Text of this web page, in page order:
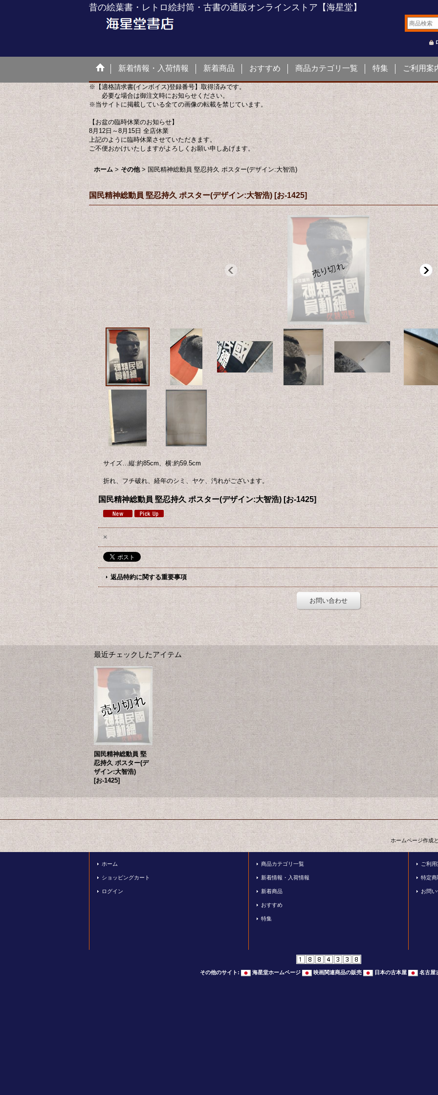
昔の絵葉書・レトロ絵封筒・古書の通販オンラインストア【海星堂】
新着情報・入荷情報 新着商品 おすすめ 商品カテゴリ一覧 特集 ご利用案
※【適格請求書(インボイス)登録番号】取得済みです。
必要な場合は御注文時にお知らせください。
※当サイトに掲載している全ての画像の転載を禁じています。
【お盆の臨時休業のお知らせ】
8月12日～8月15日 全店休業
上記のように臨時休業させていただきます。
ご不便おかけいたしますがよろしくお願い申しあげます。
ホーム > その他 > 国民精神総動員 堅忍持久 ポスター(デザイン:大智浩)
国民精神総動員 堅忍持久 ポスター(デザイン:大智浩) [お-1425]
サイズ…縦:約85cm、横:約59.5cm
折れ、フチ破れ、経年のシミ、ヤケ、汚れがございます。
国民精神総動員 堅忍持久 ポスター(デザイン:大智浩) [お-1425]
×
返品特約に関する重要事項
お問い合わせ
最近チェックしたアイテム
国民精神総動員 堅
忍持久 ポスター(デ
ザイン:大智浩)
[お-1425]
ホームページ作成
ホーム
ショッピングカート
ログイン
商品カテゴリ一覧
新着情報・入荷情報
新着商品
おすすめ
特集
ご利
特定
お問
その他のサイト : 海星堂ホームページ 映画関連商品の販売 日本の古本屋 名古屋